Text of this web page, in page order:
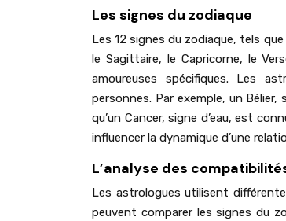
Les signes du zodiaque
Les 12 signes du zodiaque, tels que
le Sagittaire, le Capricorne, le
amoureuses spécifiques. Les
personnes. Par exemple, un
qu’un Cancer, signe d’eau, est
influencer la dynamique d’une
L’analyse des
Les astrologues utilisent
peuvent comparer les signes du